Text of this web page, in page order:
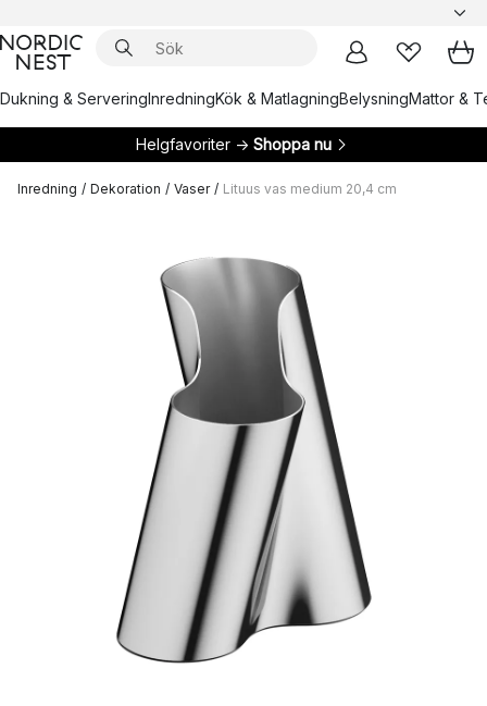
Dukning & ServeringInredningKök & MatlagningBelysningMattor &
Helgfavoriter → Shoppa nu
Inredning / Dekoration / Vaser / Lituus vas medium 20,4 cm